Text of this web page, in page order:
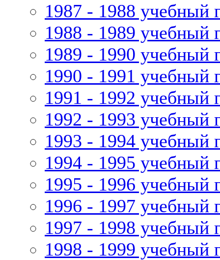
1987 - 1988 учебный
1988 - 1989 учебный
1989 - 1990 учебный
1990 - 1991 учебный
1991 - 1992 учебный
1992 - 1993 учебный
1993 - 1994 учебный
1994 - 1995 учебный
1995 - 1996 учебный
1996 - 1997 учебный
1997 - 1998 учебный
1998 - 1999 учебный